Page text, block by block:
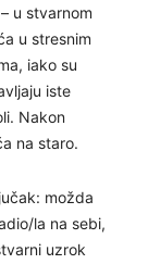
u stvarnom
u stresnim
iako su
iste
Nakon
na staro.
možda
la na sebi,
uzrok